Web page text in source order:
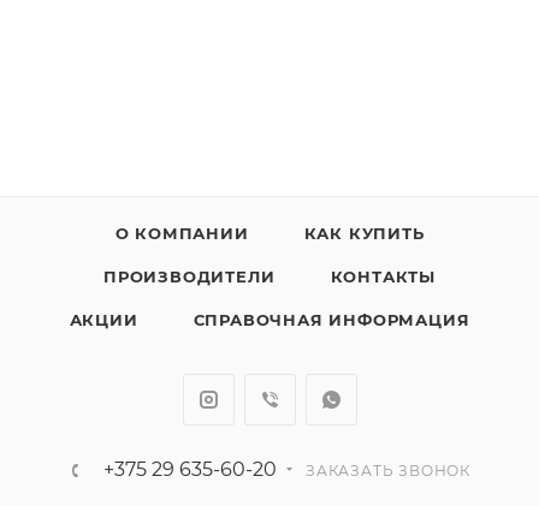
О КОМПАНИИ КАК КУПИТЬ
ПРОИЗВОДИТЕЛИ КОНТАКТЫ
АКЦИИ СПРАВОЧНАЯ ИНФОРМАЦИЯ
+375 29 635-60-20 ЗАКАЗАТЬ ЗВОНОК